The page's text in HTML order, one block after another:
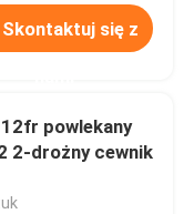
Skontaktuj się z
powlekany
2-drożny cewnik